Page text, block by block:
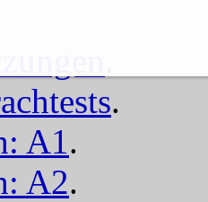
.
A1.
A2.